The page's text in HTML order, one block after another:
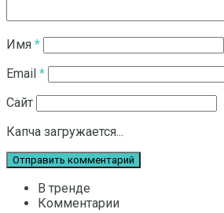
Имя *
Email *
Сайт
Капча загружается...
В тренде
Комментарии